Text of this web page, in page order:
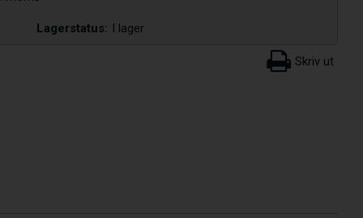
Lagerstatus: I lager